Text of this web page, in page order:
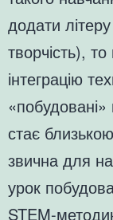
додати
творчість),
інтеграцію
стає
звична для
урок
STEM-